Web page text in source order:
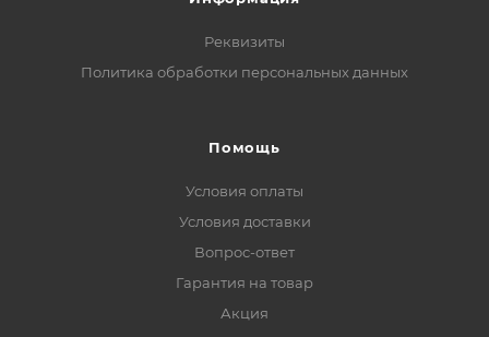
Реквизиты
Политика обработки персональных данных
Помощь
Условия оплаты
Условия доставки
Вопрос-ответ
Гарантия на товар
Акция